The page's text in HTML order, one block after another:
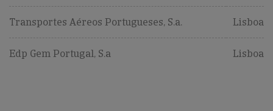
Transportes Aéreos Portugueses, S.a. Lisboa
Edp Gem Portugal, S.a Lisboa